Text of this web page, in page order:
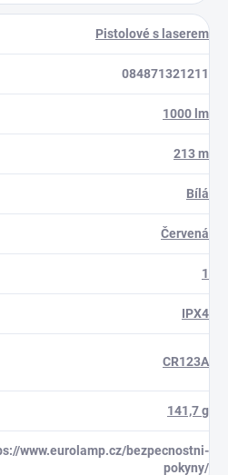
Pistolové s laserem
084871321211
1000 lm
213 m
Bílá
Červená
1
IPX4
CR123A
141,7 g
www.eurolamp.cz/bezpecnostni-
pokyny/